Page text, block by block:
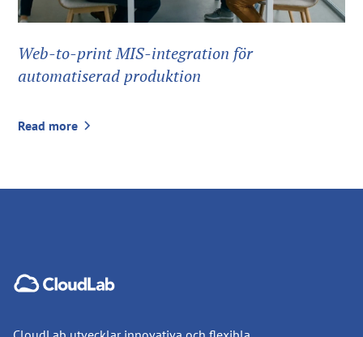
Web-to-print MIS-integration för
automatiserad produktion
Read more